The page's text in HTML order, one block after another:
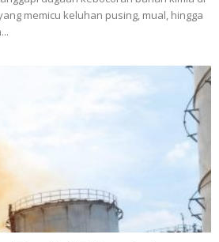
memicu keluhan pusing, mual, hingga